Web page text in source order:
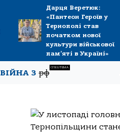
Дарця Веретюк:
«Пантеон Героїв у
Тернополі став
початком нової
культури військової
пам’яті в Україні»
ВІЙНА Зрф
СПЕЦТЕМА